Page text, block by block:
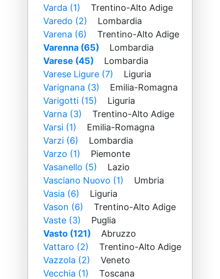
Varda (1)
Trentino-Alto Adige
Varedo (2)
Lombardia
Varena (6)
Trentino-Alto Adige
Varenna (65)
Lombardia
Varese (45)
Lombardia
Varese Ligure (7)
Liguria
Varignana (3)
Emilia-Romagna
Varigotti (15)
Liguria
Varna (3)
Trentino-Alto Adige
Varsi (1)
Emilia-Romagna
Varzi (6)
Lombardia
Varzo (1)
Piemonte
Vasanello (5)
Lazio
Vasciano Nuovo (1)
Umbria
Vasia (6)
Liguria
Vason (6)
Trentino-Alto Adige
Vaste (3)
Puglia
Vasto (121)
Abruzzo
Vattaro (2)
Trentino-Alto Adige
Vazzola (2)
Veneto
Vecchia (1)
Toscana